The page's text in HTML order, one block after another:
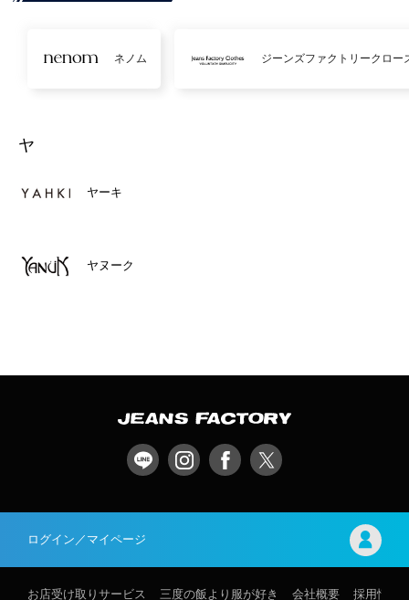
ネノム ジーンズファクトリークロー
ヤ
ヤーキ
ヤヌーク
ログイン／マイページ
お店受け取りサービス 三度の飯より服が好き 会社概要 採用情報